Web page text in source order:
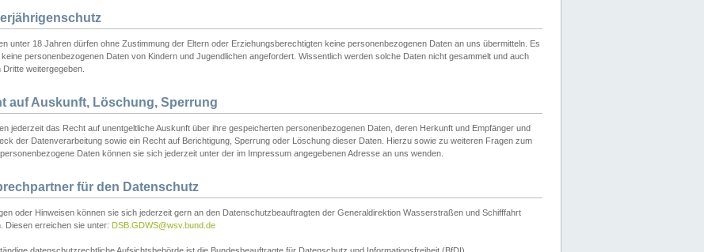
unter 18 Jahren dürfen ohne Zustimmung der Eltern oder Erziehungsberechtigten keine personenbezogenen Daten an uns übermitteln. Es
personenbezogenen Daten von Kindern und Jugendlichen angefordert. Wissentlich werden solche Daten nicht gesammelt und auch
Dritte weitergegeben.
auf Auskunft, Löschung, Sperrung
jederzeit das Recht auf unentgeltliche Auskunft über ihre gespeicherten personenbezogenen Daten, deren Herkunft und Empfänger und
der Datenverarbeitung sowie ein Recht auf Berichtigung, Sperrung oder Löschung dieser Daten. Hierzu sowie zu weiteren Fragen zum
Daten können sie sich jederzeit unter der im Impressum angegebenen Adresse an uns wenden.
für den Datenschutz
oder Hinweisen können sie sich jederzeit gern an den Datenschutzbeauftragten der Generaldirektion Wasserstraßen und Schifffahrt
Diesen erreichen sie unter: DSB.GDWS@wsv.bund.de